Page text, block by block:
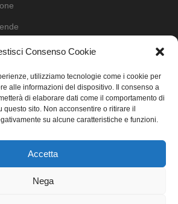
Consenso Cookie
utilizziamo tecnologie come i cookie per
alle informazioni del dispositivo. Il consenso a
di elaborare dati come il comportamento di
sito. Non acconsentire o ritirare il
su alcune caratteristiche e funzioni.
Accetta
Nega